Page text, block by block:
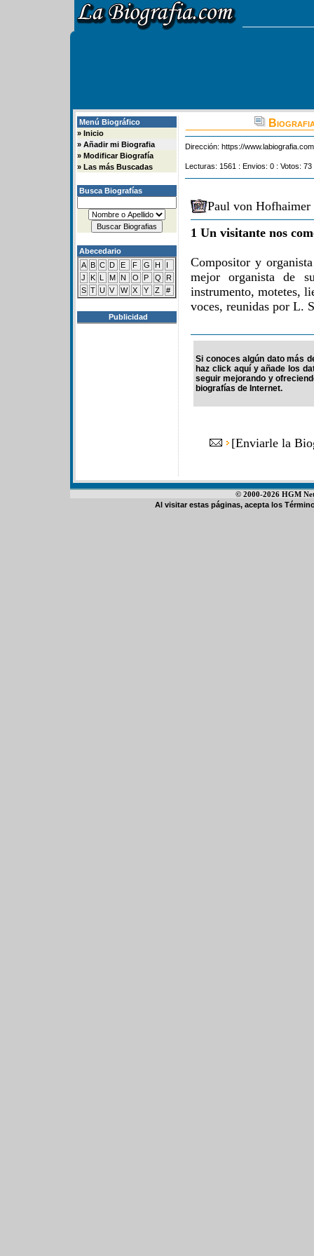
Menú Biográfico
» Inicio
» Añadir mi Biografia
» Modificar Biografía
» Las más Buscadas
Busca Biografías
Abecedario
A B C D E F G H
I
J
K L M N O P Q
R
S T U V W X Y Z #
Publicidad
Dirección: https://
Lecturas: 1561 : Envios: 0 : Votos:
Paul von
1 Un visitante nos
Compositor y
mejor organista de
instrumento, motetes,
voces, reunidas por L.
Si conoces algún dato más
haz click aquí y añade los
seguir mejorando y
biografías de Internet.
[Enviarle la
© 2000-2026 HGM
Al visitar estas páginas, acepta los